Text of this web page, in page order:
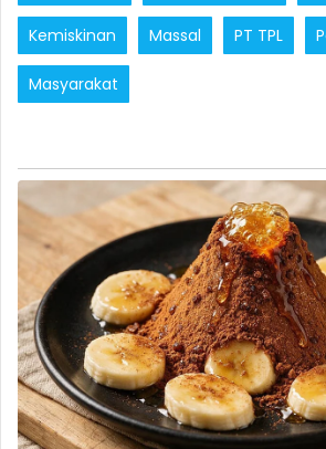
Kemiskinan Massal PT TPL
Masyarakat